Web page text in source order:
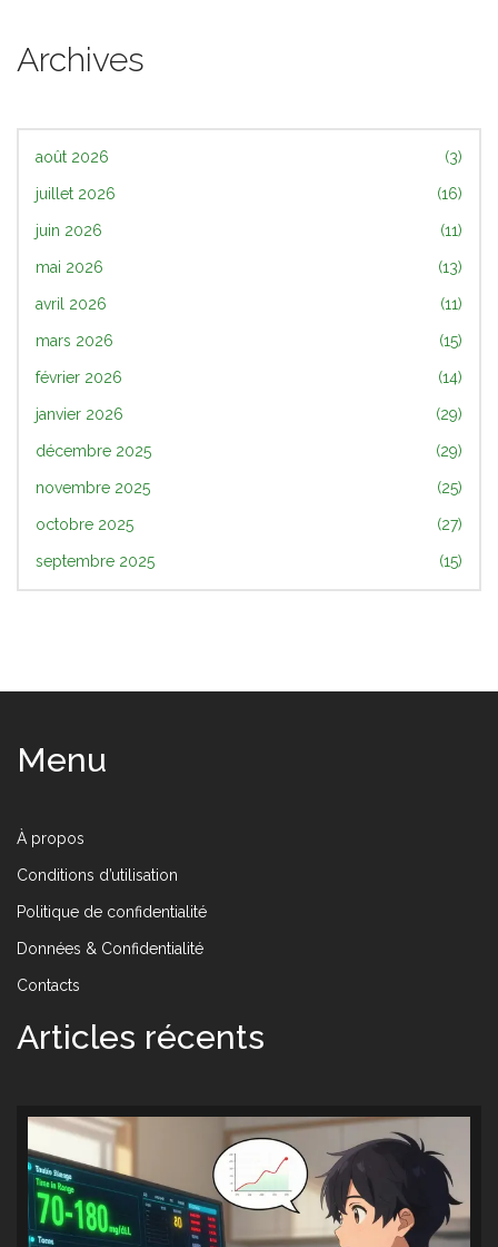
Archives
août 2026 (3)
juillet 2026 (16)
juin 2026 (11)
mai 2026 (13)
avril 2026 (11)
mars 2026 (15)
février 2026 (14)
janvier 2026 (29)
décembre 2025 (29)
novembre 2025 (25)
octobre 2025 (27)
septembre 2025 (15)
Menu
À propos
Conditions d’utilisation
Politique de confidentialité
Données & Confidentialité
Contacts
Articles récents